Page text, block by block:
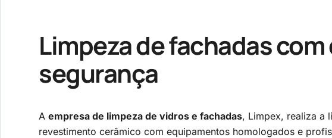
Limpeza de fachadas
segurança
A empresa de limpeza de vidros e fachadas, Limpex, realiza a
revestimento cerâmico com equipamentos homologados e